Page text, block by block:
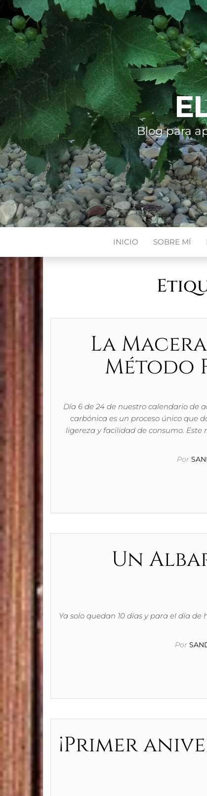
Blog para
INICIO SOBRE MÍ
La
Método
Día 6 de 24 de nuestro calendario de
carbónica es un proceso único que
ligereza y facilidad de consumo.
Por
Un
Ya solo quedan 10 días y para el día
Por
¡Primer